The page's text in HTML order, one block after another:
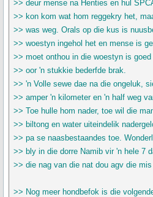
>> deur mense na Henties en hul
>> kon kom wat hom reggekry het,
>> was weg. Orals op die kus is
>> woestyn ingehol het en mense is
>> moet onthou in die woestyn is
>> oor 'n stukkie bederfde brak.
>> 'n Volle sewe dae na die ongeluk,
>> amper 'n kilometer en 'n half weg
>> Toe hulle hom nader, toe wil die
>> biltong en water uiteindelik
>> pa se naasbestaandes toe.
>> bly in die dorre Namib vir 'n hele 7
>> die nag van die nat dou agv die
>> Nog meer hondbefok is die